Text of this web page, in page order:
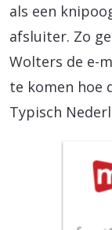
als een
afsluiter. Zo
Wolters de e-
te komen hoe
Typisch